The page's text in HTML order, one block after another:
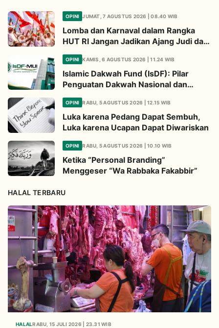
OPINI JUMAT, 7 AGUSTUS 2026 | 08.40 WIB
Lomba dan Karnaval dalam Rangka
HUT RI Jangan Jadikan Ajang Judi dan
OPINI KAMIS, 6 AGUSTUS 2026 | 11.24 WIB
Islamic Dakwah Fund (IsDF): Pilar
Penguatan Dakwah Nasional dan
OPINI RABU, 5 AGUSTUS 2026 | 12.15 WIB
Luka karena Pedang Dapat Sembuh,
Luka karena Ucapan Dapat Diwariskan
OPINI RABU, 5 AGUSTUS 2026 | 10.10 WIB
Ketika “Personal Branding”
Menggeser “Wa Rabbaka Fakabbir”
HALAL TERBARU
HALALRABU, 15 JULI 2026 | 23.31 WIB